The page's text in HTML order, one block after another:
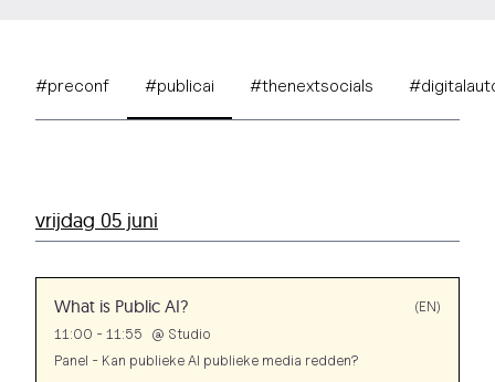
#preconf #publicai #thenextsocials
vrijdag 05 juni
(EN)
What is Public AI?
11:00 - 11:55 @ Studio
Panel - Kan publieke AI publieke media redden?